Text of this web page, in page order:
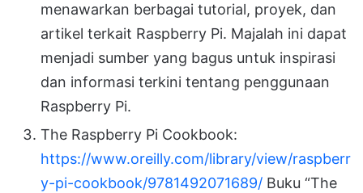
menawarkan berbagai tutorial, proyek, dan
artikel terkait Raspberry Pi. Majalah ini dapat
menjadi sumber yang bagus untuk inspirasi
dan informasi terkini tentang penggunaan
Raspberry Pi.
The Raspberry Pi Cookbook:
https://www.oreilly.com/library/view/raspberr
y-pi-cookbook/9781492071689/ Buku “The